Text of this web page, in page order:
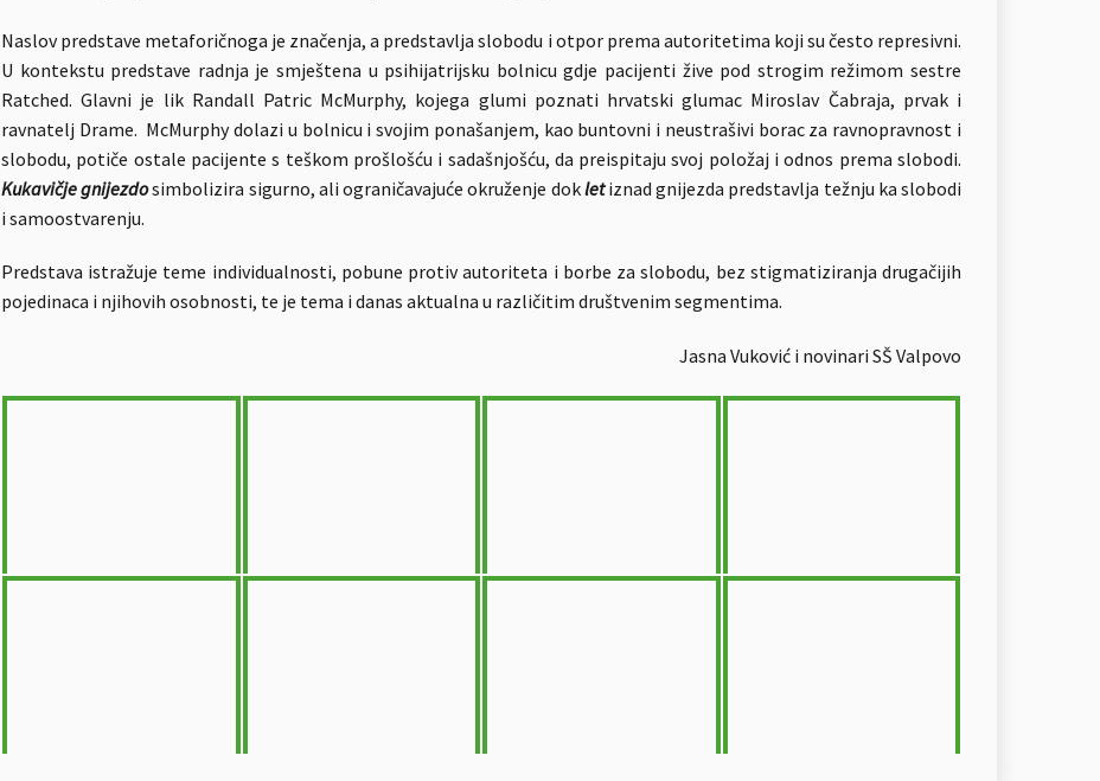
Naslov predstave metaforičnoga je značenja, a predstavlja slobodu i otpor prema autoritetima koji su često represivni.
U kontekstu predstave radnja je smještena u psihijatrijsku bolnicu gdje pacijenti žive pod strogim režimom sestre
Ratched. Glavni je lik Randall Patric McMurphy, kojega glumi poznati hrvatski glumac Miroslav Čabraja, prvak i
ravnatelj Drame. McMurphy dolazi u bolnicu i svojim ponašanjem, kao buntovni i neustrašivi borac za ravnopravnost i
slobodu, potiče ostale pacijente s teškom prošlošću i sadašnjošću, da preispitaju svoj položaj i odnos prema slobodi.
Kukavičje gnijezdosimbolizira sigurno, ali ograničavajuće okruženje dokletiznad gnijezda predstavlja težnju ka slobodi
i samoostvarenju.
Predstava istražuje teme individualnosti, pobune protiv autoriteta i borbe za slobodu, bez stigmatiziranja drugačijih
pojedinaca i njihovih osobnosti, te je tema i danas aktualna u različitim društvenim segmentima.
Jasna Vuković i novinari SŠ Valpovo